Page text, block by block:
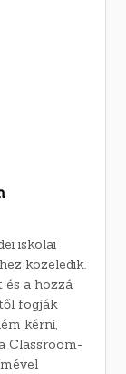
iskolai
közeledik.
és a hozzá
fogják
kérni,
Classroom-